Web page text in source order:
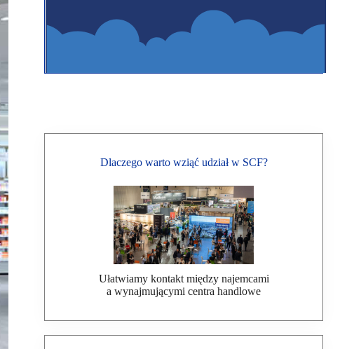
Dlaczego warto wziąć udział w SCF?
Ułatwiamy kontakt między najemcami
a wynajmującymi centra handlowe